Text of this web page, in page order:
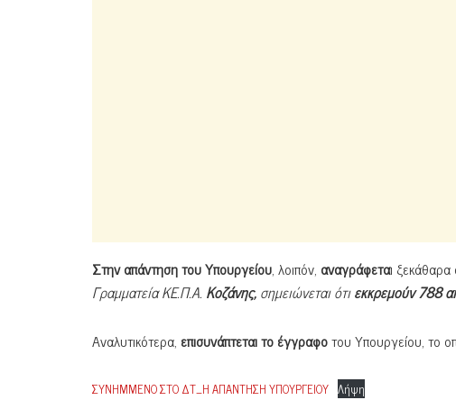
Στην απάντηση του Υπουργείου, λοιπόν, αναγράφεται
Γραμματεία ΚΕ.Π.Α. Κοζάνης,σημειώνεται ότιεκκρεμούν 788
Αναλυτικότερα, επισυνάπτεται το έγγραφοτου Υπουργείου, το
ΣΥΝΗΜΜΕΝΟ ΣΤΟ ΔΤ_Η ΑΠΑΝΤΗΣΗ ΥΠΟΥΡΓΕΙΟΥ Λήψη